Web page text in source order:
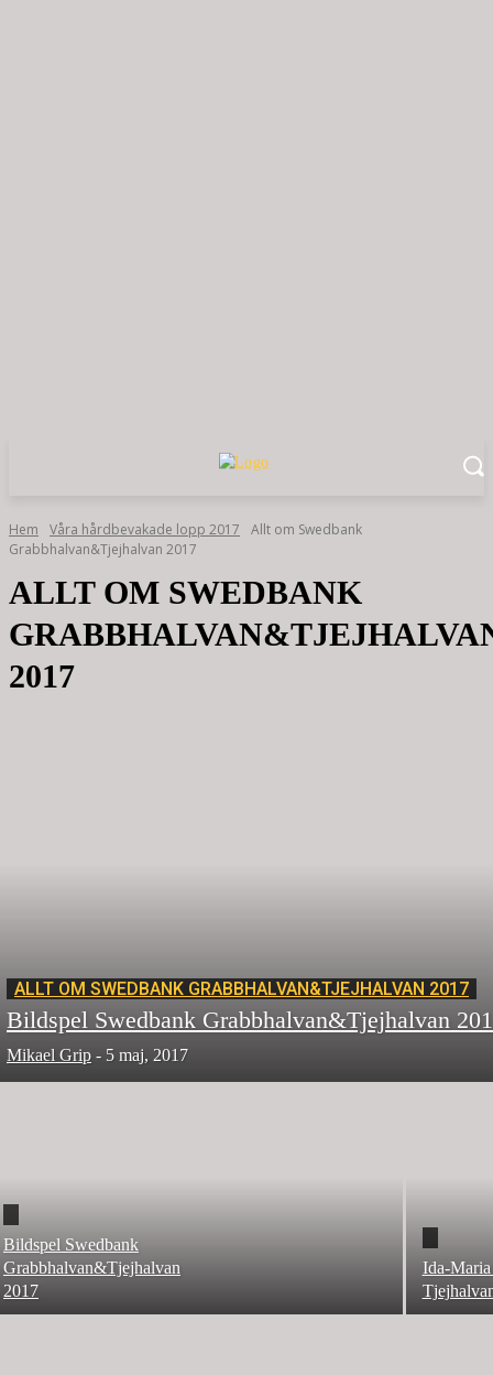
Hem Våra hårdbevakade lopp 2017
Allt om Swedbank
Grabbhalvan&Tjejhalvan 2017
ALLT OM SWEDBANK
2017
ALLT OM SWEDBANK GRABBHALVAN&TJEJHALVAN 2017
Bildspel Swedbank Grabbhalvan&Tjejhalvan
Mikael Grip - 5 maj, 2017
Bildspel Swedbank
Grabbhalvan&Tjejhalvan
2017
Ida-Maria